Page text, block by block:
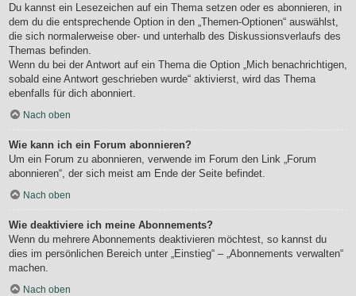
Du kannst ein Lesezeichen auf ein Thema setzen oder es abonnieren, in
dem du die entsprechende Option in den „Themen-Optionen“ auswählst,
die sich normalerweise ober- und unterhalb des Diskussionsverlaufs des
Themas befinden.
Wenn du bei der Antwort auf ein Thema die Option „Mich benachrichtigen,
sobald eine Antwort geschrieben wurde“ aktivierst, wird das Thema
ebenfalls für dich abonniert.
Nach oben
Wie kann ich ein Forum abonnieren?
Um ein Forum zu abonnieren, verwende im Forum den Link „Forum
abonnieren“, der sich meist am Ende der Seite befindet.
Nach oben
Wie deaktiviere ich meine Abonnements?
Wenn du mehrere Abonnements deaktivieren möchtest, so kannst du
dies im persönlichen Bereich unter „Einstieg“ – „Abonnements verwalten“
machen.
Nach oben